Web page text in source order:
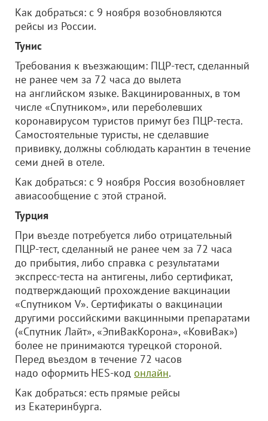
Как добраться: с 9 ноября возобновляются
рейсы из России.
Тунис
Требования к въезжающим: ПЦР-тест, сделанный
не ранее чем за 72 часа до вылета
на английском языке. Вакцинированных, в том
числе «Спутником», или переболевших
коронавирусом туристов примут без ПЦР-теста.
Самостоятельные туристы, не сделавшие
прививку, должны соблюдать карантин в течение
семи дней в отеле.
Как добраться: с 9 ноября Россия возобновляет
авиасообщение с этой страной.
Турция
При въезде потребуется либо отрицательный
ПЦР-тест, сделанный не ранее чем за 72 часа
до прибытия, либо справка с результатами
экспресс-теста на антигены, либо сертификат,
подтверждающий прохождение вакцинации
«Спутником V». Сертификаты о вакцинации
другими российскими вакцинными препаратами
(«Спутник Лайт», «ЭпиВакКорона», «КовиВак»)
более не принимаются турецкой стороной.
Перед въездом в течение 72 часов
надо оформить HES-код онлайн.
Как добраться: есть прямые рейсы
из Екатеринбурга.